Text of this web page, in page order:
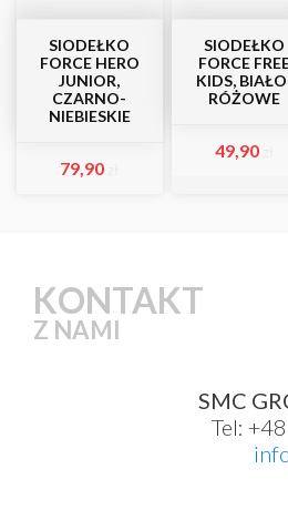
SIODEŁKO
FORCE HERO
JUNIOR,
CZARNO-
NIEBIESKIE
79,90
SIODEŁKO
FORCE
KIDS,
RÓŻOWE
49,90
KONTAKT
Z NAMI
SMC
Tel: